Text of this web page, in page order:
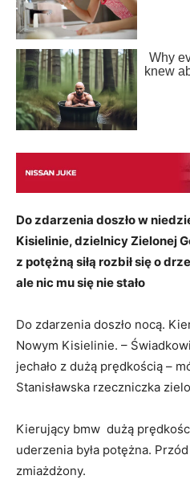
Do zdarzenia doszło w
Kisielinie, dzielnicy Zielonej
z potężną siłą rozbił się o
ale nic mu się nie stało
Do zdarzenia doszło nocą.
Nowym Kisielinie. –
jechało z dużą prędkością –
Stanisławska rzeczniczka
Kierujący bmw dużą
uderzenia była potężna.
zmiażdżony.